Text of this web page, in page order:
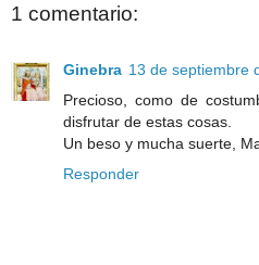
1 comentario:
Ginebra 13 de septiembre
Precioso, como de
disfrutar de estas cosas.
Un beso y mucha suerte,
Responder